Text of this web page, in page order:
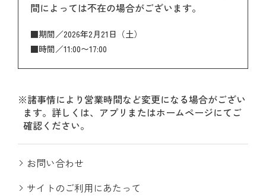
間によっては不在の場合がございます。
■期間／2026年2月21日（土）
■時間／11:00〜17:00
※諸事情により営業時間など変更になる場合がござい
ます。詳しくは、アプリまたはホームページにてご
確認ください。
お問い合わせ
サイトのご利用にあたって